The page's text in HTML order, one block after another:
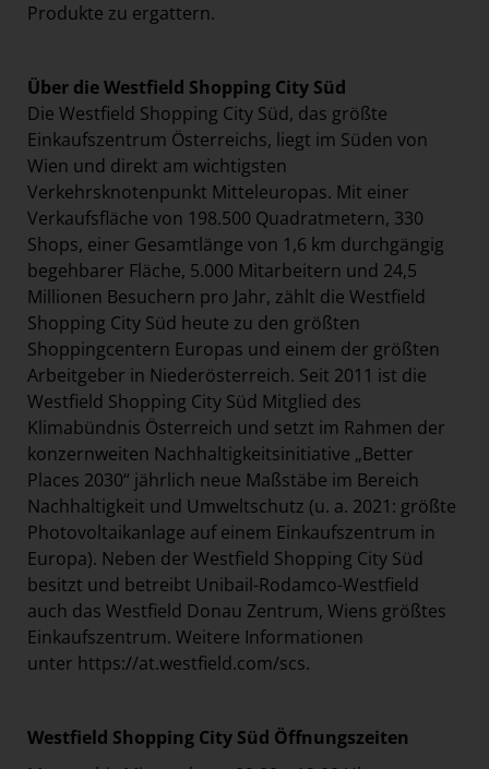
Produkte zu ergattern.
Über die Westfield Shopping City Süd
Die Westfield Shopping City Süd, das größte
Einkaufszentrum Österreichs, liegt im Süden von
Wien und direkt am wichtigsten
Verkehrsknotenpunkt Mitteleuropas. Mit einer
Verkaufsfläche von 198.500 Quadratmetern, 330
Shops, einer Gesamtlänge von 1,6 km durchgängig
begehbarer Fläche, 5.000 Mitarbeitern und 24,5
Millionen Besuchern pro Jahr, zählt die Westfield
Shopping City Süd heute zu den größten
Shoppingcentern Europas und einem der größten
Arbeitgeber in Niederösterreich. Seit 2011 ist die
Westfield Shopping City Süd Mitglied des
Klimabündnis Österreich und setzt im Rahmen der
konzernweiten Nachhaltigkeitsinitiative „Better
Places 2030“ jährlich neue Maßstäbe im Bereich
Nachhaltigkeit und Umweltschutz (u. a. 2021: größte
Photovoltaikanlage auf einem Einkaufszentrum in
Europa). Neben der Westfield Shopping City Süd
besitzt und betreibt Unibail-Rodamco-Westfield
auch das Westfield Donau Zentrum, Wiens größtes
Einkaufszentrum. Weitere Informationen
unter https://at.westfield.com/scs.
Westfield Shopping City Süd Öffnungszeiten